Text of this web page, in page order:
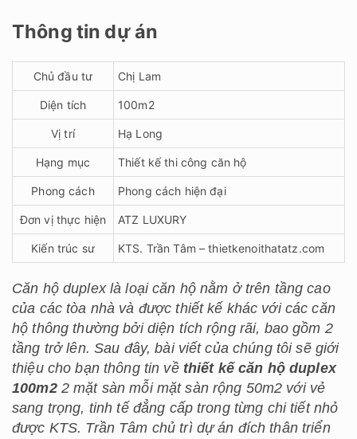
Thông tin dự án
Chủ đầu tư Chị Lam
Diện tích 100m2
Vị trí Hạ Long
Hạng mục Thiết kế thi công căn hộ
Phong cách Phong cách hiện đại
Đơn vị thực hiện ATZ LUXURY
Kiến trúc sư KTS. Trần Tâm – thietkenoithatatz.com
Căn hộ duplex là loại căn hộ nằm ở trên tầng cao
của các tòa nhà và được thiết kế khác với các căn
hộ thông thường bởi diện tích rộng rãi, bao gồm 2
tầng trở lên. Sau đây, bài viết của chúng tôi sẽ giới
thiệu cho bạn thông tin về thiết kế căn hộ duplex
100m22 mặt sàn mỗi mặt sàn rộng 50m2 với vẻ
sang trọng, tinh tế đẳng cấp trong từng chi tiết nhỏ
được KTS. Trần Tâm chủ trì dự án đích thân triển